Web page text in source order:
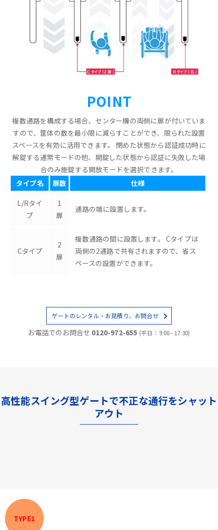
POINT
複数通路を構成する場合、センター機の両側に扉が付いていま
すので、筐体の数を最小限に減らすことができ、限られた設置
スペースを有効に活用できます。 閉めた状態から認証成功時に
解錠する通常モードの他、開錠した状態から認証に失敗した場
合のみ施錠する開放モードを選択できます。
タイプ名
扉数 仕様
L/Rタイ
プ
1
扉
通路の端に設置します。
Cタイプ
2
扉
複数通路の間に設置します。 Cタイプは
両側の2通路で共有されますので、省ス
ペースの設置ができます。
ゲートのレンタル・お見積り、お問合せ
お電話でのお問合せ 0120-972-655 (平日：9:00∼17:30)
高性能スイング型ゲートで不正な通行をシャット
アウト
TYPE1